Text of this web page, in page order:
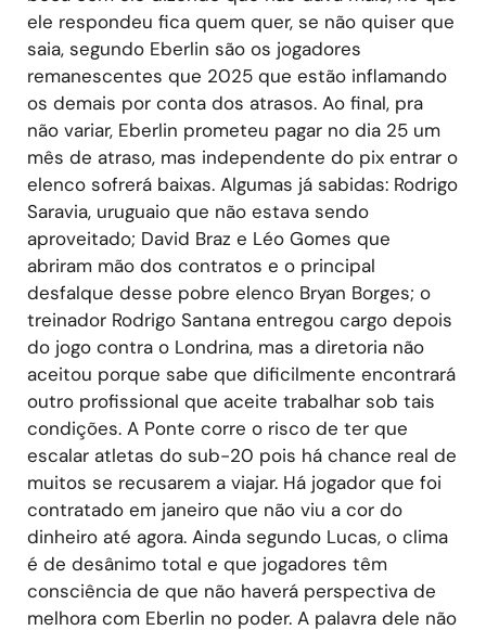
ele respondeu fica quem quer, se não quiser que
saia, segundo Eberlin são os jogadores
remanescentes que 2025 que estão inflamando
os demais por conta dos atrasos. Ao final, pra
não variar, Eberlin prometeu pagar no dia 25 um
mês de atraso, mas independente do pix entrar o
elenco sofrerá baixas. Algumas já sabidas: Rodrigo
Saravia, uruguaio que não estava sendo
aproveitado; David Braz e Léo Gomes que
abriram mão dos contratos e o principal
desfalque desse pobre elenco Bryan Borges; o
treinador Rodrigo Santana entregou cargo depois
do jogo contra o Londrina, mas a diretoria não
aceitou porque sabe que dificilmente encontrará
outro profissional que aceite trabalhar sob tais
condições. A Ponte corre o risco de ter que
escalar atletas do sub-20 pois há chance real de
muitos se recusarem a viajar. Há jogador que foi
contratado em janeiro que não viu a cor do
dinheiro até agora. Ainda segundo Lucas, o clima
é de desânimo total e que jogadores têm
consciência de que não haverá perspectiva de
melhora com Eberlin no poder. A palavra dele não